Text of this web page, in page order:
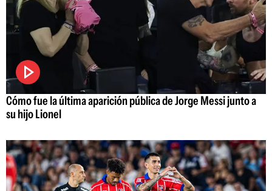
Cómo fue la última aparición pública de Jorge Messi junto a
su hijo Lionel